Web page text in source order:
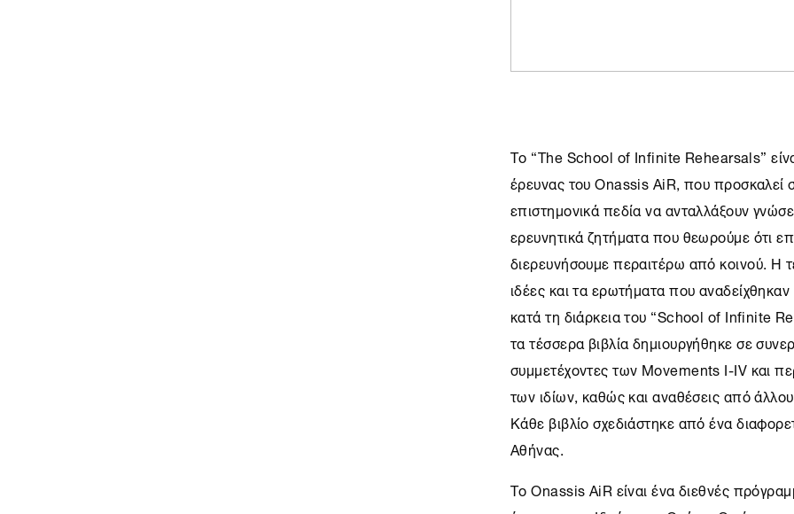
Το “The School of Infinite Rehearsals”
έρευνας τουOnassis AiR, που προσκαλεί
επιστημονικά πεδία να ανταλλάξουν
ερευνητικά ζητήματα που θεωρούμε ότι
διερευνήσουμε περαιτέρω από κοινού. Η
ιδέες και τα ερωτήματα που
κατά τη διάρκεια του “School of Infinite
τα τέσσερα βιβλία δημιουργήθηκε σε
συμμετέχοντες των Movements I-IV και
των ιδίων, καθώς και αναθέσεις από
Κάθε βιβλίο σχεδιάστηκε από ένα
Αθήνας.
ΤοOnassis AiRείναι ένα διεθνές